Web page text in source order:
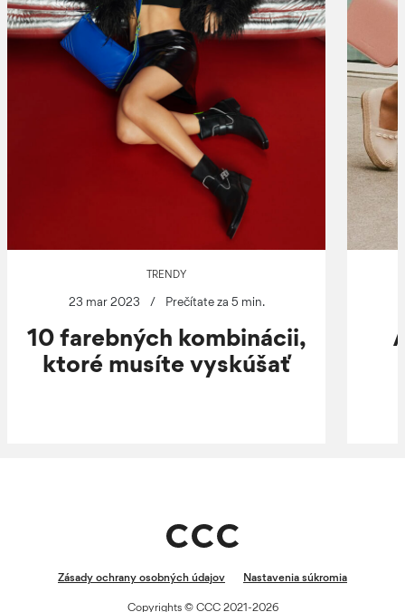
TRENDY
23 mar 2023 / Prečítate za 5 min.
10 farebných kombinácii,
ktoré musíte vyskúšať
Zásady ochrany osobných údajov Nastavenia súkromia
Copyrights © CCC 2021-2026